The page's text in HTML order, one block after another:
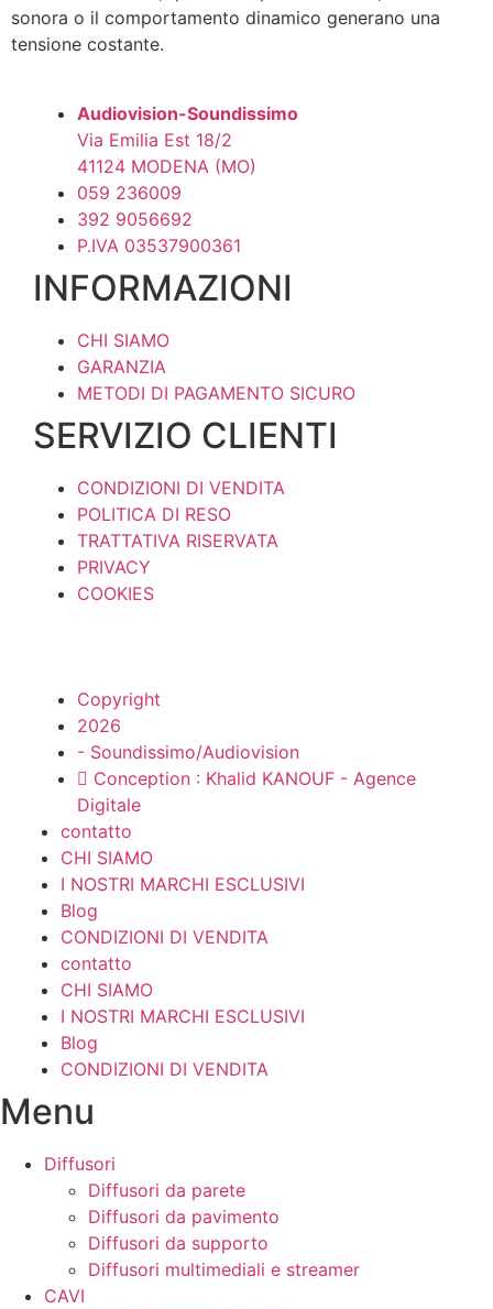
sonora o il comportamento dinamico generano una
tensione costante.
Audiovision-Soundissimo
Via Emilia Est 18/2
41124 MODENA (MO)
059 236009
392 9056692
P.IVA 03537900361
INFORMAZIONI
CHI SIAMO
GARANZIA
METODI DI PAGAMENTO SICURO
SERVIZIO CLIENTI
CONDIZIONI DI VENDITA
POLITICA DI RESO
TRATTATIVA RISERVATA
PRIVACY
COOKIES
Copyright
2026
- Soundissimo/Audiovision
Conception : Khalid KANOUF - Agence
Digitale
contatto
CHI SIAMO
I NOSTRI MARCHI ESCLUSIVI
Blog
CONDIZIONI DI VENDITA
contatto
CHI SIAMO
I NOSTRI MARCHI ESCLUSIVI
Blog
CONDIZIONI DI VENDITA
Menu
Diffusori
Diffusori da parete
Diffusori da pavimento
Diffusori da supporto
Diffusori multimediali e streamer
CAVI